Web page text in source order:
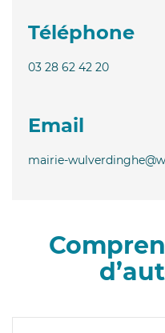
Téléphone
03 28 62 42 20
Email
mairie-